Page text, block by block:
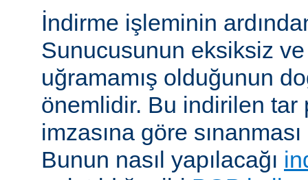
İndirme işleminin
Sunucusunun eksiksiz
uğramamış olduğunun
önemlidir. Bu indirilen tar
imzasına göre
Bunun nasıl yapılacağı